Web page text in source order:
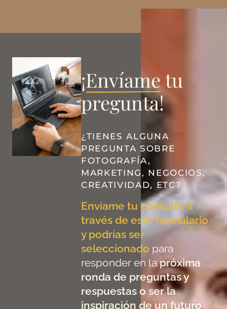
¡Envíametu
pregunta!
¿TIENES ALGUNA
PREGUNTA SOBRE
FOTOGRAFÍA,
MARKETING, NEGOCIOS,
CREATIVIDAD, ETC?
Envíame tu consulta a
través de este formulario
y podrías ser
seleccionado para
responder en lapróxima
ronda de preguntas y
respuestas o ser la
inspiración de un futuro